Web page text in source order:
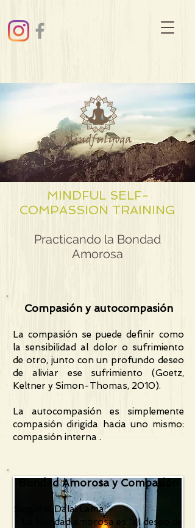
MINDFUL SELF-
COMPASSION TRAINING
Practicando la Bondad
Amorosa
Compasión y autocompasión
La compasión se puede definir como
la sensibilidad al dolor o sufrimiento
de otro, junto con un profundo deseo
de aliviar ese sufrimiento (Goetz,
Keltner y Simon-Thomas, 2010).
La autocompasión es simplemente
compasión dirigida hacia uno mismo:
compasión interna .
Bondad Amorosa y Compasión
Según el Dalai Lama:
- La bondad amorosa es "el deseo de